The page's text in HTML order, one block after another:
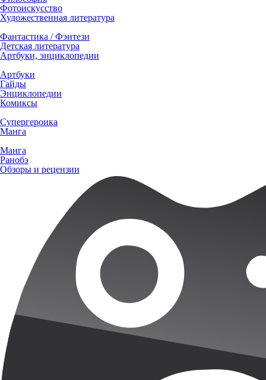
Фотоискусство
Художественная литература
Фантастика / Фэнтези
Детская литература
Артбуки, энциклопедии
Артбуки
Гайды
Энциклопедии
Комиксы
Супергероика
Манга
Манга
Ранобэ
Обзоры и рецензии